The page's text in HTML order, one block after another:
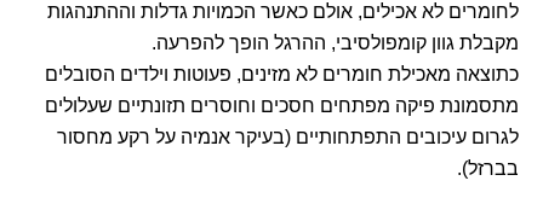
לחומרים לא אכילים, אולם כאשר הכמויות גדלות וההתנהגות
מקבלת גוון קומפולסיבי, ההרגל הופך להפרעה.
כתוצאה מאכילת חומרים לא מזינים, פעוטות וילדים הסובלים
מתסמונת פיקה מפתחים חסכים וחוסרים תזונתיים שעלולים
לגרום עיכובים התפתחותיים (בעיקר אנמיה על רקע מחסור
בברזל).